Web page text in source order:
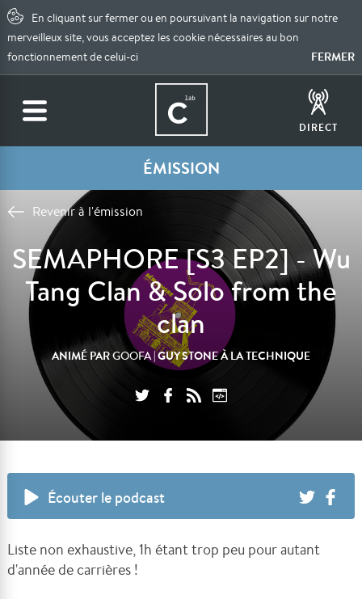
En cliquant sur fermer ou en poursuivant la navigation sur notre
merveilleux site, vous acceptez les cookie nécessaires au bon
fonctionnement de celui-ci
FERMER
DIRECT
ÉMISSION
Revenir à l'émission
SEMAPHORE [S3 EP2] - Wu
Tang Clan & Solo from the
clan
ANIMÉ PARGOOFA| GUY STONE À LA TECHNIQUE
Écouter le podcast
Liste non exhaustive, 1h étant trop peu pour autant
d'année de carrières !